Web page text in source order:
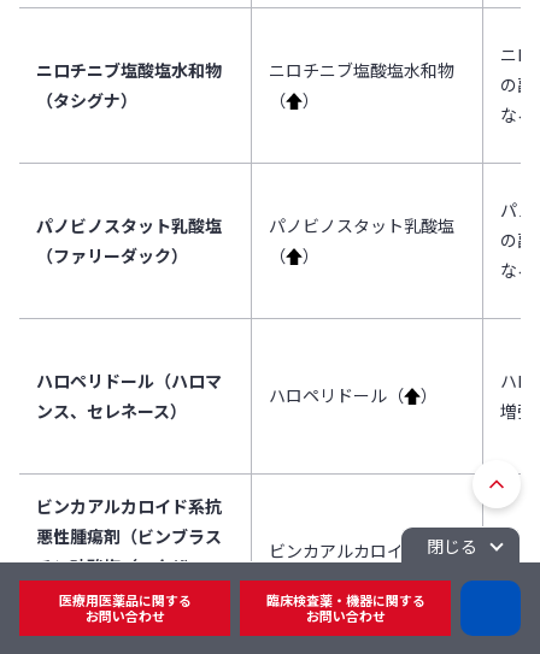
ニロチニブ塩酸塩水和物
（タシグナ）
ニロチニブ塩酸塩水和物
（↑）
ニロ
の副
なる
パノビノスタット乳酸塩
（ファリーダック）
パノビノスタット乳酸塩
（↑）
パノ
の副
なる
ハロペリドール（ハロマ
ンス、セレネース）
ハロペリドール（↑）
ハロ
増強
ビンカアルカロイド系抗
悪性腫瘍剤（ビンブラス
チン硫酸塩（エクザー
ル）、ビンクリスチン硫
酸塩（オンコビン）等）
ビンカアルカロイド系抗
悪性腫瘍薬（↑）
筋神
する
ト
ッ
プ
へ
る
医療用医薬品に関する
お問い合わせ
臨床検査薬・機器に関する
お問い合わせ
I
閉じる